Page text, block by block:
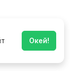
Окей!